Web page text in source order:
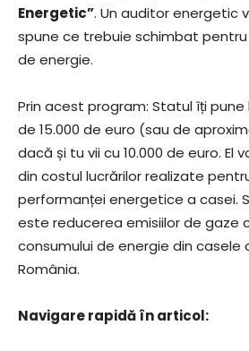
Energetic”. Un auditor energetic
spune ce trebuie schimbat
de energie.
Prin acest program: Statul îți
de 15.000 de euro (sau de
dacă și tu vii cu 10.000 de euro. El
din costul lucrărilor realizate
performanței energetice a casei.
este reducerea emisiilor de gaze
consumului de energie din casele
România.
Navigare rapidă în articol: